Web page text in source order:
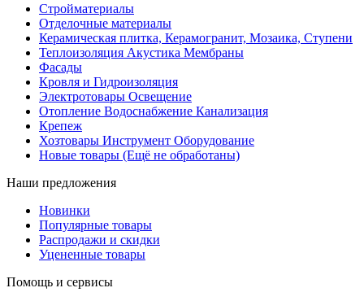
Стройматериалы
Отделочные материалы
Керамическая плитка, Керамогранит, Мозаика, Ступени
Теплоизоляция Акустика Мембраны
Фасады
Кровля и Гидроизоляция
Электротовары Освещение
Отопление Водоснабжение Канализация
Крепеж
Хозтовары Инструмент Оборудование
Новые товары (Ещё не обработаны)
Наши предложения
Новинки
Популярные товары
Распродажи и скидки
Уцененные товары
Помощь и сервисы